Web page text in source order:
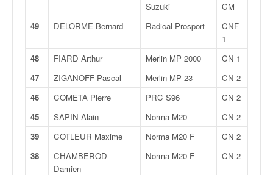
Suzuki
CM
49
DELORME Bernard Radical Prosport
CNF
1
48
FIARD Arthur Merlin MP 2000
CN 1
47
ZIGANOFF Pascal Merlin MP 23
CN 2
46
COMETA Pierre PRC S96
CN 2
45
SAPIN Alain Norma M20
CN 2
39
COTLEUR Maxime Norma M20 F
CN 2
38
CHAMBEROD
Damien
Norma M20 F CN 2